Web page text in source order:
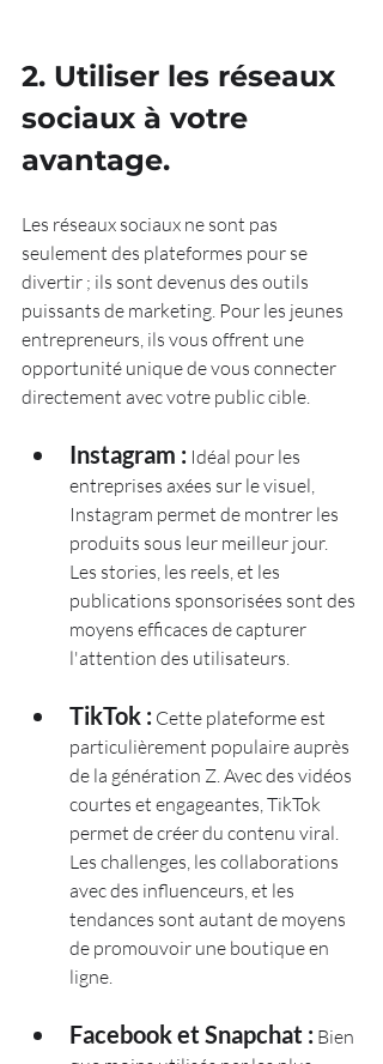
2. Utiliser les réseaux
sociaux à votre
avantage.
Les réseaux sociaux ne sont pas
seulement des plateformes pour se
divertir ; ils sont devenus des outils
puissants de marketing. Pour les jeunes
entrepreneurs, ils vous offrent une
opportunité unique de vous connecter
directement avec votre public cible.
Instagram : Idéal pour les
entreprises axées sur le visuel,
Instagram permet de montrer les
produits sous leur meilleur jour.
Les stories, les reels, et les
publications sponsorisées sont des
moyens efficaces de capturer
l'attention des utilisateurs.
TikTok : Cette plateforme est
particulièrement populaire auprès
de la génération Z. Avec des vidéos
courtes et engageantes, TikTok
permet de créer du contenu viral.
Les challenges, les collaborations
avec des influenceurs, et les
tendances sont autant de moyens
de promouvoir une boutique en
ligne.
Facebook et Snapchat : Bien